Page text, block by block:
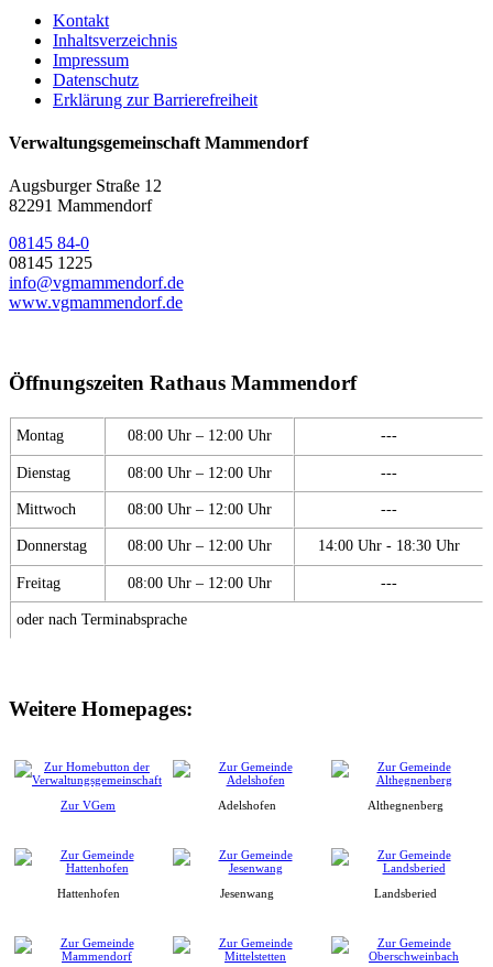
Kontakt
Inhaltsverzeichnis
Impressum
Datenschutz
Erklärung zur Barrierefreiheit
Verwaltungsgemeinschaft Mammendorf
Augsburger Straße 12
82291 Mammendorf
08145 84-0
08145 1225
info@vgmammendorf.de
www.vgmammendorf.de
Öffnungszeiten Rathaus Mammendorf
Montag 08:00 Uhr – 12:00 Uhr ---
Dienstag 08:00 Uhr – 12:00 Uhr ---
Mittwoch 08:00 Uhr – 12:00 Uhr ---
Donnerstag 08:00 Uhr – 12:00 Uhr 14:00 Uhr - 18:30 Uhr
Freitag 08:00 Uhr – 12:00 Uhr ---
oder nach Terminabsprache
Weitere Homepages:
Zur VGem Adelshofen Althegnenberg
Hattenhofen Jesenwang Landsberied